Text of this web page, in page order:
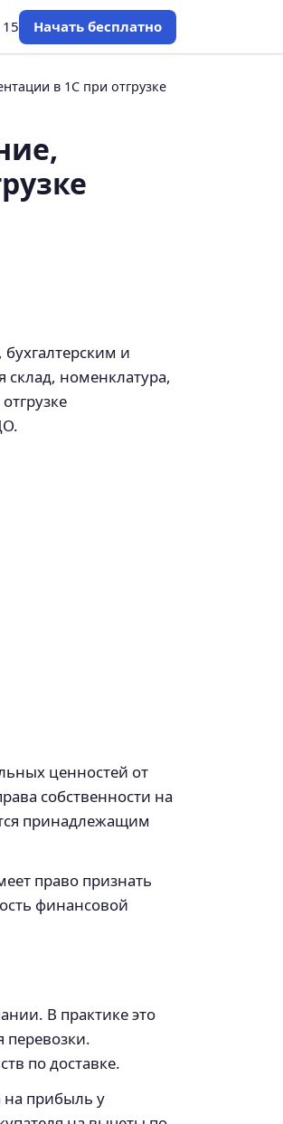
Начать бесплатно
в 1С при отгрузке
и
номенклатура,
ценностей от
собственности на
принадлежащим
право признать
финансовой
В практике это
перевозки.
по доставке.
на прибыль у